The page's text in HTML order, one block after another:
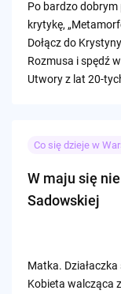
Po bardzo
krytykę,
Dołącz do
Rozmusa i spędź
Utwory z lat 20-
Co się dzieje w
W maju się
Sadowskiej
Matka.
Kobieta walcząca